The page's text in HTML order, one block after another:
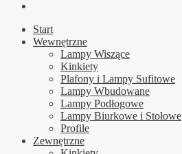
Start
Wewnętrzne
Lampy Wiszące
Kinkiety
Plafony i Lampy Sufitowe
Lampy Wbudowane
Lampy Podłogowe
Lampy Biurkowe i Stołowe
Profile
Zewnętrzne